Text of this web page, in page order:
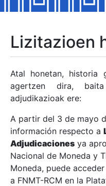
Erakutsi/Ezkutatu
Erakutsi/Ezkutatu
Erakutsi/Ezkutatu
Erakutsi/Ezkutatu
Erakutsi/Ezkutatu
Lizitazioen
Atal honetan, historia
agertzen dira,
adjudikazioak ere:
A partir del 3 de mayo
información respecto a
Adjudicaciones ya
Nacional de Moneda y
Moneda, puede
a FNMT-RCM en la